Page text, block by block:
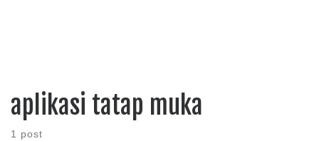
aplikasi tatap muka
1 post